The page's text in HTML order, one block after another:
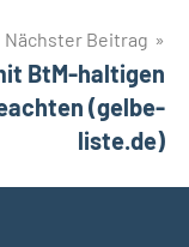
Nächster Beitrag
BtM-haltigen
(gelbe-
liste.de)